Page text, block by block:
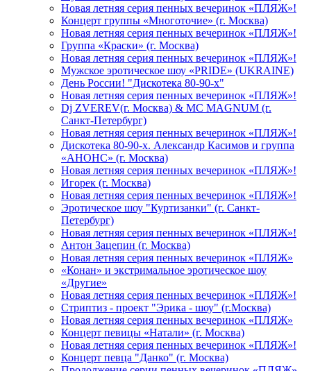
Новая летняя серия пенных вечеринок «ПЛЯЖ»!
Концерт группы «Многоточие» (г. Москва)
Новая летняя серия пенных вечеринок «ПЛЯЖ»!
Группа «Краски» (г. Москва)
Новая летняя серия пенных вечеринок «ПЛЯЖ»!
Мужское эротическое шоу «PRIDE» (UKRAINE)
День России! "Дискотека 80-90-х"
Новая летняя серия пенных вечеринок «ПЛЯЖ»!
Dj ZVEREV(г. Москва) & MC MAGNUM (г.
Санкт-Петербург)
Новая летняя серия пенных вечеринок «ПЛЯЖ»!
Дискотека 80-90-х. Александр Касимов и группа
«АНОНС» (г. Москва)
Новая летняя серия пенных вечеринок «ПЛЯЖ»!
Игорек (г. Москва)
Новая летняя серия пенных вечеринок «ПЛЯЖ»!
Эротическое шоу "Куртизанки" (г. Санкт-
Петербург)
Новая летняя серия пенных вечеринок «ПЛЯЖ»!
Антон Зацепин (г. Москва)
Новая летняя серия пенных вечеринок «ПЛЯЖ»
«Конан» и экстримальное эротическое шоу
«Другие»
Новая летняя серия пенных вечеринок «ПЛЯЖ»!
Стриптиз - проект "Эрика - шоу" (г.Москва)
Новая летняя серия пенных вечеринок «ПЛЯЖ»
Концерт певицы «Натали» (г. Москва)
Новая летняя серия пенных вечеринок «ПЛЯЖ»!
Концерт певца "Данко" (г. Москва)